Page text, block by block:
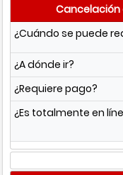
¿Cuándo se puede
¿A dónde ir?
¿Requiere pago?
¿Es totalmente en